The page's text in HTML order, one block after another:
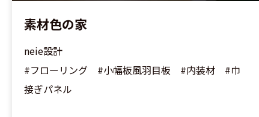
素材色の家
neie設計
#フローリング #小幅板風羽目板 #内装材 #巾
接ぎパネル